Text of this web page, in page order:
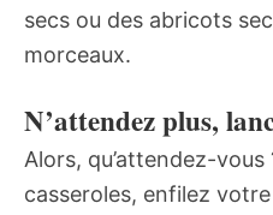
secs ou des abricots
morceaux.
N’attendez plus,
Alors, qu’attendez-
casseroles, enfilez